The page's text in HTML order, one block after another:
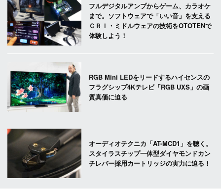
フルデジタルアンプからゲーム、カラオケ
まで。ソフトウェアで「いい音」を支える
ＣＲＩ・ミドルウェアの技術をOTOTENで
体験しよう！
RGB Mini LEDをリードするハイセンスの
フラグシップ4Kテレビ「RGB UXS」の画
質真価に迫る
オーディオテクニカ「AT-MCD1」を聴く。
スタイラスチップ一体型ダイヤモンドカン
チレバー採用カートリッジの実力に迫る！